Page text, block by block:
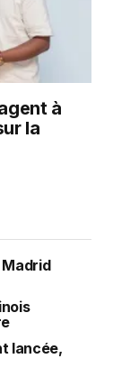
à
la
Madrid
lancée,